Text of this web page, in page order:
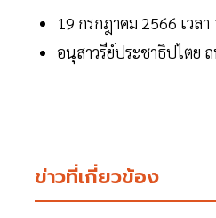
19 กรกฎาคม 2566 เวล
อนุสาวรีย์ประชาธิปไตย
ข่าวที่เกี่ยวข้อง